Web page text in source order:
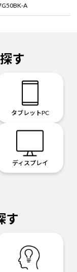
A
す
タブレットPC
ディスプレイ
す